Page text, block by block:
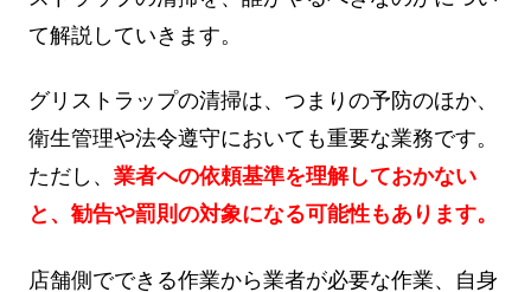
て解説していきます。
グリストラップの清掃は、つまりの予防のほか、
衛生管理や法令遵守においても重要な業務です。
ただし、 業者への依頼基準を理解しておかない
と、勧告や罰則の対象になる可能性もあります。
店舗側でできる作業から業者が必要な作業、自身